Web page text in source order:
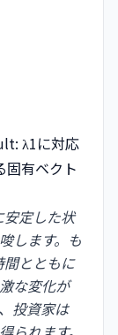
λ1に対応
固有ベクト
定した状
します。も
間とともに
な変化が
投資家は